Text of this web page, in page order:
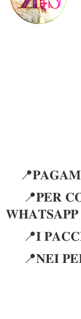
📍𝐏𝐄𝐑
𝐖𝐇𝐀𝐓𝐒𝐀𝐏𝐏
📍𝐈
📍𝐍𝐄𝐈